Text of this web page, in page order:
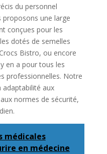
du personnel
proposons une large
conçues pour les
dotés de semelles
Bistro, ou encore
en a pour tous les
professionnelles. Notre
adaptabilité aux
normes de sécurité,
médicales
en médecine